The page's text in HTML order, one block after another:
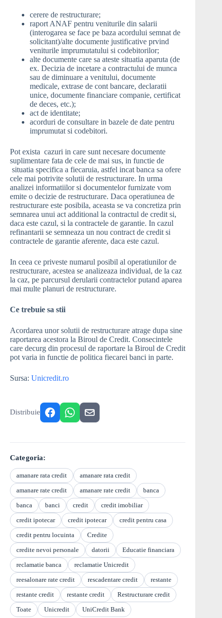
cerere de restructurare;
raport ANAF pentru veniturile din salarii
(interogarea se face pe baza acordului semnat de
solicitant)/alte documente justificative prvind
veniturile imprumutatului si codebitorilor;
alte documente care sa ateste situatia aparuta (de
ex. Decizia de incetare a contractului de munca
sau de diminuare a venitului, documente
medicale, extrase de cont bancare, declaratii
unice, documente financiare companie, certificat
de deces, etc.);
act de identitate;
acorduri de consultare in bazele de date pentru
imprumutat si codebitori.
Pot exista cazuri in care sunt necesare documente
suplimentare fata de cele de mai sus, in functie de
situatia specifica a fiecaruia, astfel incat banca sa ofere
cele mai potrivite solutii de restructurare. In urma
analizei informatiilor si documentelor furnizate vom
emite o decizie de restructurare. Daca operatiunea de
restructurare este posibila, aceasta se va concretiza prin
semnarea unui act additional la contractul de credit si,
daca este cazul, si la contractele de garantie. In cazul
refinantarii se semneaza un nou contract de credit si
contractele de garantie aferente, daca este cazul.
In ceea ce priveste numarul posibil al operatiunilor de
restructurare, acestea se analizeaza individual, de la caz
la caz, pe parcursul derularii contractelor putand aparea
mai multe planuri de restructurare.
Ce trebuie sa stii
Acordarea unor solutii de restructurare atrage dupa sine
raportarea acestora la Biroul de Credit. Consecintele
care decurg din procesul de raportare la Biroul de Credit
pot varia in functie de politica fiecarei banci in parte.
Sursa: Unicredit.ro
Distribuie
Categoria:
amanare rata credit
amanare rata credit
amanare rate credit
amanare rate credit
banca
banca
banci credit
credit imobiliar
credit ipotecar
credit ipotecar
credit pentru casa
credit pentru locuinta
Credite
credite nevoi personale
datorii
Educatie financiara
reclamatie banca
reclamatie Unicredit
reesalonare rate credit
rescadentare credit
restante
restante credit
restante credit
Restructurare credit
Toate
Unicredit UniCredit Bank